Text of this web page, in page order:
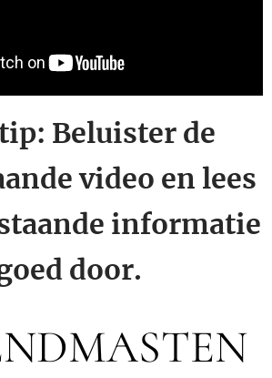
Beluister de
video en lees
informatie
door.